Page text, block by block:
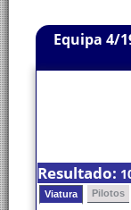
Equipa 4/
Resultado:
Viatura Pilotos